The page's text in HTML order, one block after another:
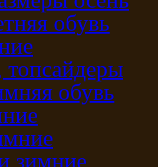
обувь
обувь
зимние